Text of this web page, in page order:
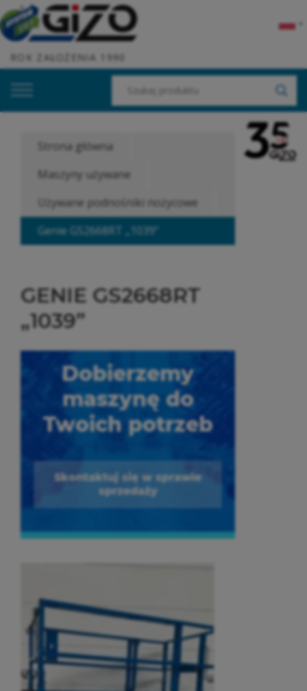
ROK ZAŁOŻENIA 1990
Strona główna
Maszyny używane
Używane podnośniki nożycowe
Genie GS2668RT „1039”
GENIE GS2668RT
„1039”
Dobierzemy
maszynę do
Twoich potrzeb
Skontaktuj się w sprawie
sprzedaży